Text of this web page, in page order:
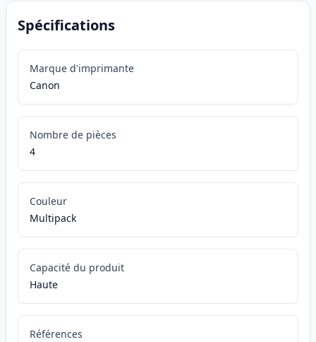
Spécifications
Marque d'imprimante
Canon
Nombre de pièces
4
Couleur
Multipack
Capacité du produit
Haute
Références